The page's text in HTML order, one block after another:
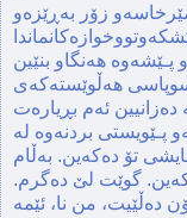
زۆر بەڕێزەو
هه‌ڵوێسته‌كه‌ی
ئەم بڕیارەت
پـێویستی بردنه‌وه‌ له‌
تۆ ده‌كه‌‌ین. بەڵام
گوێت لێ دەگرم.